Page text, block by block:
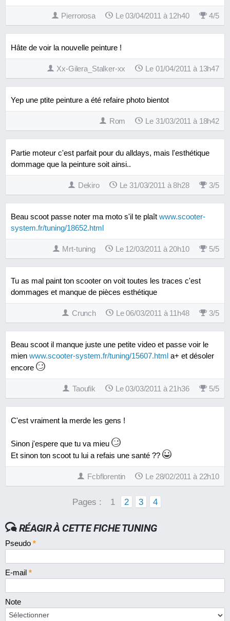
Pierrorosa Le 03/04/2011 à 12h40 4/5
Hâte de voir la nouvelle peinture !
Xx-Gilera_Stalker-xx Le 01/04/2011 à 13h47
Yep une ptite peinture a été refaire photo bientot
Rom Le 31/03/2011 à 18h42
Partie moteur c'est parfait pour du alldays, mais l'esthétique
dommage que la peinture soit ainsi..
Dekiro Le 31/03/2011 à 8h28 3/5
Beau scoot passe noter ma moto s'il te plaît www.scooter-
system.fr/tuning/18652.html
Mrt-tuning Le 12/03/2011 à 20h10 5/5
Tu as mal paint ton scooter on voit toutes les traces c'est
dommages et manque de pièces esthétique
Crunch Le 06/03/2011 à 11h48 3/5
Beau scoot il manque juste une petite video et passe voir le
mien www.scooter-system.fr/tuning/15607.html a+ et désoler
encore
Taoufik Le 03/03/2011 à 21h36 5/5
C'est vraiment la merde les gens !
Sinon j'espere que tu va mieu
Et sinon ton scoot tu lui a refais une santé ??
Fcbflorentin Le 28/02/2011 à 22h10
Pages : 1 2 3 4
RÉAGIR À CETTE FICHE TUNING
Pseudo *
E-mail *
Note